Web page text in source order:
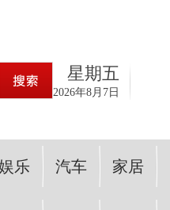
星期五
2026年8月7日
乐 汽车 家居